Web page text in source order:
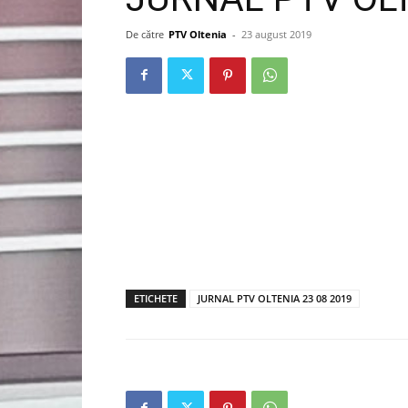
De către PTV Oltenia - 23 august 2019
ETICHETE JURNAL PTV OLTENIA 23 08 2019